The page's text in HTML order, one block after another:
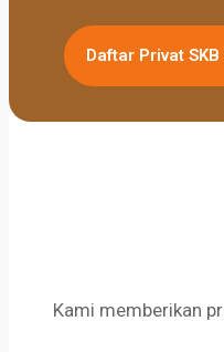
Daftar Privat
Kami memberikan